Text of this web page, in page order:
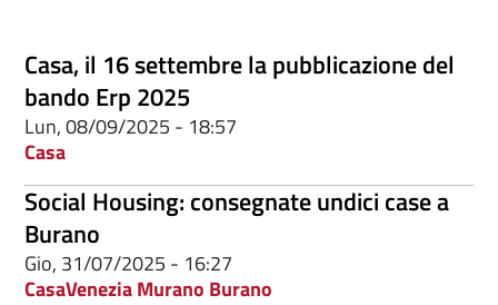
Casa, il 16 settembre la pubblicazione del
bando Erp 2025
Lun, 08/09/2025 - 18:57
Casa
Social Housing: consegnate undici case a
Burano
Gio, 31/07/2025 - 16:27
CasaVenezia Murano Burano